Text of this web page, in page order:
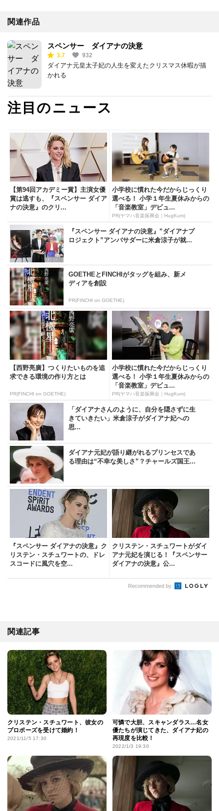
関連作品
スペンサー ダイアナの決意
3.7 932
ダイアナ元皇太子妃の人生を変えたクリスマス休暇が描
かれる
注目のニュース
【第94回アカデミー賞】主演女優
賞は逃すも、『スペンサー ダイア
ナの決意』のクリ...
小学校に慣れた今だからじっくり
選べる！ 小学１年生夏休みからの
「音楽教室」デビュ...
PR(ヤマハ音楽振興会｜HugKum)
『スペンサー ダイアナの決意』”ダイアナプ
ロジェクト”アンバサダーに米倉涼子が就...
GOETHEとFINCHIがタッグを組み、新メ
ディアを創設
PR(FINCHI on GOETHE)
【西野亮廣】つくりたいものを追
求できる環境の作り方とは
PR(FINCHI on GOETHE)
小学校に慣れた今だからじっくり
選べる！ 小学１年生夏休みからの
「音楽教室」デビュ...
PR(ヤマハ音楽振興会｜HugKum)
「ダイアナさんのように、自分を隠さずに生
きていきたい」米倉涼子がダイアナ妃への
思...
ダイアナ元妃が語り継がれるプリンセスであ
る理由は“不幸な美しさ”？チャールズ国王...
『スペンサー ダイアナの決意』ク
リステン・スチュワートの、ドレ
スコードに風穴を空...
クリステン・スチュワートがダイ
アナ元妃を演じる！『スペンサー
ダイアナの決意』公...
Recommended by
関連記事
クリステン・スチュワート、彼女の
プロポーズを受けて婚約！
2021/11/5 17:30
可憐で大胆、スキャンダラス…名女
優たちが演じてきた、ダイアナ妃の
再現度を比較！
2022/1/3 19:30